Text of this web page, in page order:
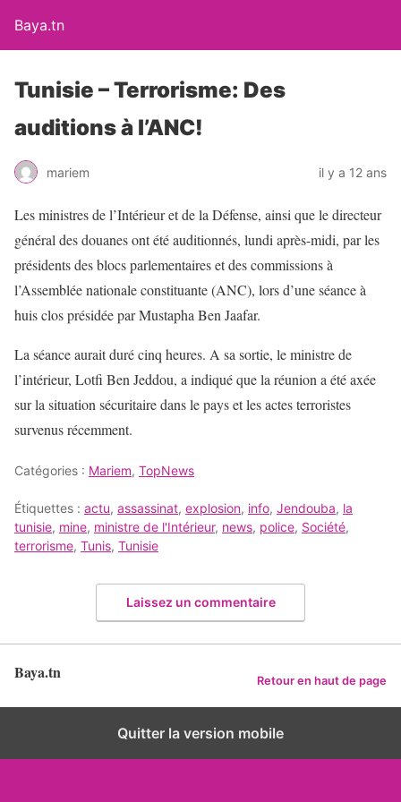
Baya.tn
Tunisie – Terrorisme: Des
auditions à l’ANC!
mariem il y a 12 ans
Les ministres de l’Intérieur et de la Défense, ainsi que le directeur
général des douanes ont été auditionnés, lundi après-midi, par les
présidents des blocs parlementaires et des commissions à
l’Assemblée nationale constituante (ANC), lors d’une séance à
huis clos présidée par Mustapha Ben Jaafar.
La séance aurait duré cinq heures. A sa sortie, le ministre de
l’intérieur, Lotfi Ben Jeddou, a indiqué que la réunion a été axée
sur la situation sécuritaire dans le pays et les actes terroristes
survenus récemment.
Catégories : Mariem, TopNews
Étiquettes : actu, assassinat, explosion, info, Jendouba, la
tunisie, mine, ministre de l'Intérieur, news, police, Société,
terrorisme, Tunis, Tunisie
Laissez un commentaire
Baya.tn Retour en haut de page
Quitter la version mobile